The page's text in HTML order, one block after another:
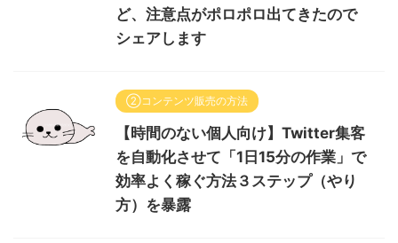
ど、注意点がポロポロ出てきたので
シェアします
②コンテンツ販売の方法
【時間のない個人向け】Twitter集客
を自動化させて「1日15分の作業」で
効率よく稼ぐ方法３ステップ（やり
方）を暴露